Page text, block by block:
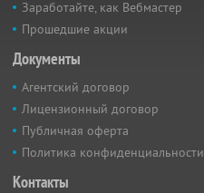
Заработайте, как Вебмастер
Прошедшие акции
Документы
Агентский договор
Лицензионный договор
Публичная оферта
Политика конфиденциальности
Контакты